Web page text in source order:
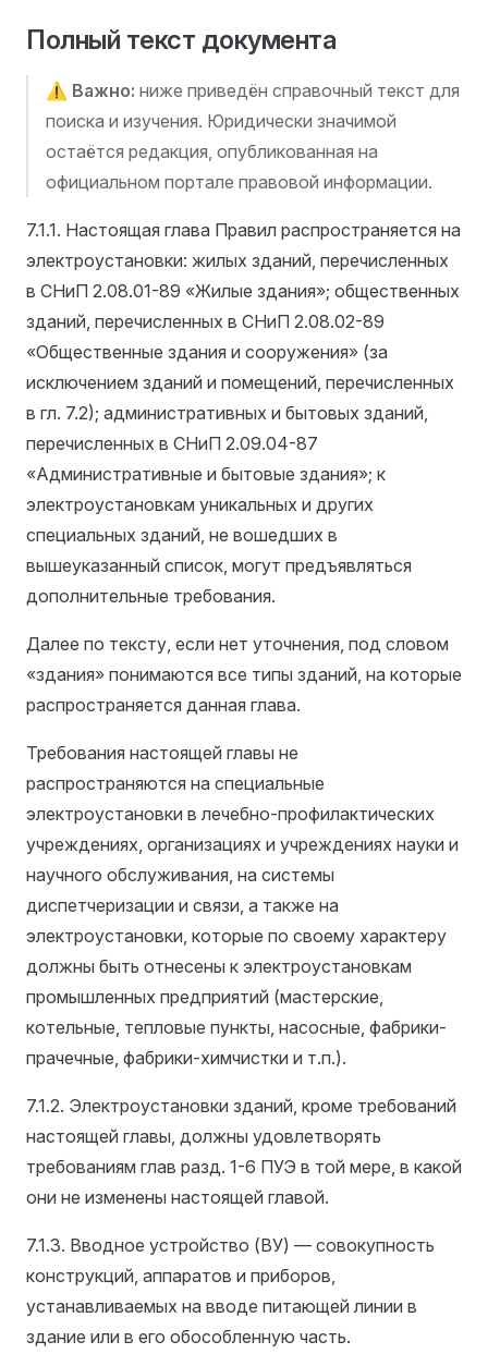
Полный текст документа
⚠️ Важно: ниже приведён справочный текст для
поиска и изучения. Юридически значимой
остаётся редакция, опубликованная на
официальном портале правовой информации.
7.1.1. Настоящая глава Правил распространяется на
электроустановки: жилых зданий, перечисленных
в СНиП 2.08.01-89 «Жилые здания»; общественных
зданий, перечисленных в СНиП 2.08.02-89
«Общественные здания и сооружения» (за
исключением зданий и помещений, перечисленных
в гл. 7.2); административных и бытовых зданий,
перечисленных в СНиП 2.09.04-87
«Административные и бытовые здания»; к
электроустановкам уникальных и других
специальных зданий, не вошедших в
вышеуказанный список, могут предъявляться
дополнительные требования.
Далее по тексту, если нет уточнения, под словом
«здания» понимаются все типы зданий, на которые
распространяется данная глава.
Требования настоящей главы не
распространяются на специальные
электроустановки в лечебно-профилактических
учреждениях, организациях и учреждениях науки и
научного обслуживания, на системы
диспетчеризации и связи, а также на
электроустановки, которые по своему характеру
должны быть отнесены к электроустановкам
промышленных предприятий (мастерские,
котельные, тепловые пункты, насосные, фабрики-
прачечные, фабрики-химчистки и т.п.).
7.1.2. Электроустановки зданий, кроме требований
настоящей главы, должны удовлетворять
требованиям глав разд. 1-6 ПУЭ в той мере, в какой
они не изменены настоящей главой.
7.1.3. Вводное устройство (ВУ) — совокупность
конструкций, аппаратов и приборов,
устанавливаемых на вводе питающей линии в
здание или в его обособленную часть.